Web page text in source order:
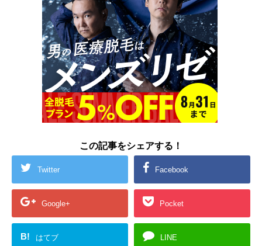
この記事をシェアする！
Twitter Facebook
Google+ Pocket
B! はてブ LINE